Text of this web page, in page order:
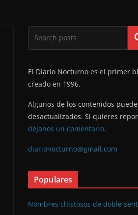
El Diario Nocturno es el primer
creado en 1996.
Algunos de los contenidos
desactualizados. Si quieres
déjanos un comentario.
diarionocturno@gmail.com
Populares
Nombres chistosos de doble